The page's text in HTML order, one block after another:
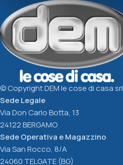
© Copyright DEM le cose di casa srl
Sede Legale
Via Don Carlo Botta, 13
24122 BERGAMO
Sede Operativa e Magazzino
Via San Rocco, 8/A
24060 TELGATE (BG)